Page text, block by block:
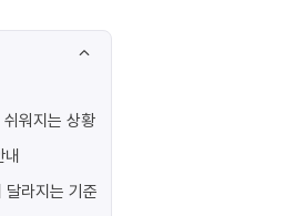
워지는 상황
내
달라지는 기준